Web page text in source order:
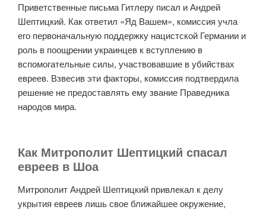
Приветственные письма Гитлеру писал и Андрей
Шептицкий. Как ответил «Яд Вашем», комиссия учла
его первоначальную поддержку нацистской Германии и
роль в поощрении украинцев к вступлению в
вспомогательные силы, участвовавшие в убийствах
евреев. Взвесив эти факторы, комиссия подтвердила
решение не предоставлять ему звание Праведника
народов мира.
Как Митрополит Шептицкий спасал
евреев в Шоа
Митрополит Андрей Шептицкий привлекал к делу
укрытия евреев лишь свое ближайшее окружение,